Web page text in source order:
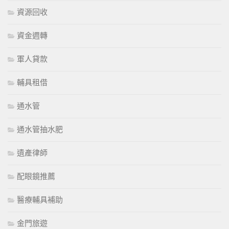
資源回收
資金週轉
軍人貸款
輔具租借
通水管
通水管抽水肥
遺產律師
配眼鏡推薦
醫療輔具補助
金門旅遊